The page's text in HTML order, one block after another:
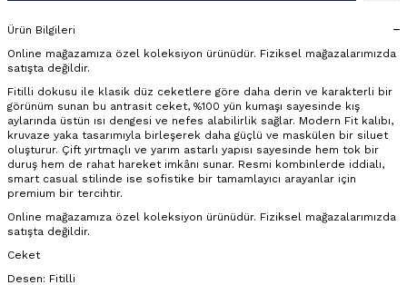
Ürün Bilgileri
Online mağazamıza özel koleksiyon ürünüdür. Fiziksel mağazalarımızda
satışta değildir.
Fitilli dokusu ile klasik düz ceketlere göre daha derin ve karakterli bir
görünüm sunan bu antrasit ceket, %100 yün kumaşı sayesinde kış
aylarında üstün ısı dengesi ve nefes alabilirlik sağlar. Modern Fit kalıbı,
kruvaze yaka tasarımıyla birleşerek daha güçlü ve maskülen bir siluet
oluşturur. Çift yırtmaçlı ve yarım astarlı yapısı sayesinde hem tok bir
duruş hem de rahat hareket imkânı sunar. Resmi kombinlerde iddialı,
smart casual stilinde ise sofistike bir tamamlayıcı arayanlar için
premium bir tercihtir.
Online mağazamıza özel koleksiyon ürünüdür. Fiziksel mağazalarımızda
satışta değildir.
Ceket
Desen: Fitilli